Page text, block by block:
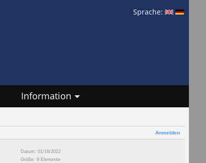
Sprache:
Information
Anmelden
Datum: 01/16/2022
Größe: 9 Elemente